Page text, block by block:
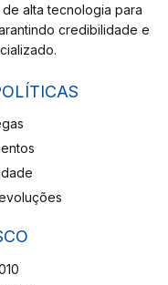
alta tecnologia para
credibilidade e